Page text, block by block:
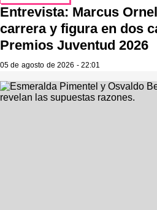
Entrevista: Marcus
carrera y figura en dos
Premios Juventud 2026
05 de agosto de 2026 - 22:01